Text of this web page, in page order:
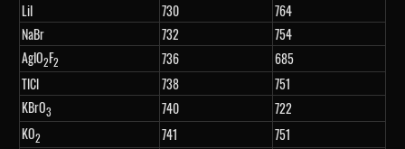
LiI
730
764
NaBr
732
754
AgIO2F2 736
685
TlCl
738
751
KBrO3 740
722
KO2 741
751